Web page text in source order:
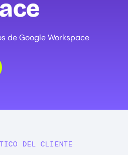
de Google Workspace
DEL CLIENTE